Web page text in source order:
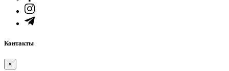
Контакты
×